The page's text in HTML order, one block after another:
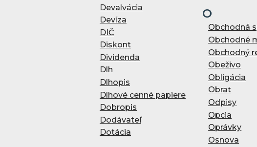
Devalvácia
Devíza
DIČ
Diskont
Dividenda
Dlh
Dlhopis
Dlhové cenné papiere
Dobropis
Dodávateľ
Dotácia
O
Obchodná
Obchodné
Obchodný
Obeživo
Obligácia
Obrat
Odpisy
Opcia
Oprávky
Osnova